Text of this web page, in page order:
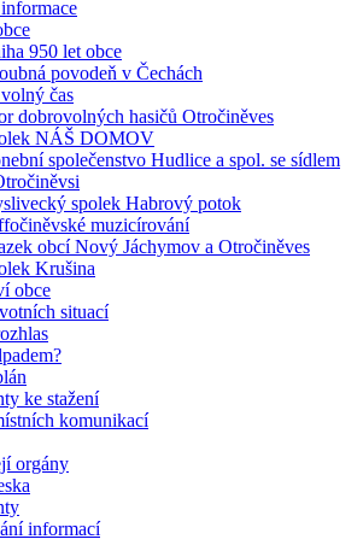
950 let obce
povodeň v Čechách
čas
dobrovolných hasičů Otročiněves
NÁŠ DOMOV
společenstvo Hudlice a spol. se sídlem
spolek Habrový potok
muzicírování
obcí Nový Jáchymov a Otročiněves
Krušina
obce
situací
ke stažení
komunikací
orgány
informací